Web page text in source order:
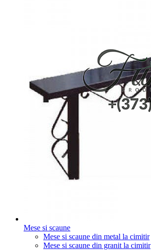
Mese si scaune
Mese si scaune din metal la cimitir
Mese si scaune din granit la cimitir